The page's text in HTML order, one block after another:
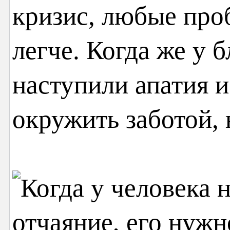
кризис, любые
легче. Когда же у
наступили апатия
окружить заботой,